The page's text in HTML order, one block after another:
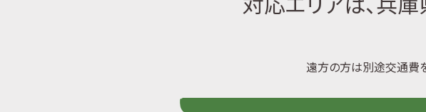
遠方の方は別途交通費